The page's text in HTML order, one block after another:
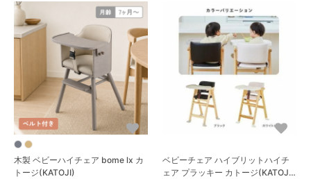
木製 ベビーハイチェア bome lx カ
トージ(KATOJI)
ベビーチェア ハイブリットハイチ
ェア プラッキー カトージ(KATOJI)